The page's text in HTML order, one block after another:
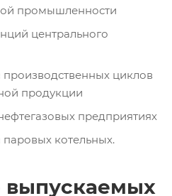
промышленности
центрального
циклов
продукции
предприятиях
котельных.
выпускаемых